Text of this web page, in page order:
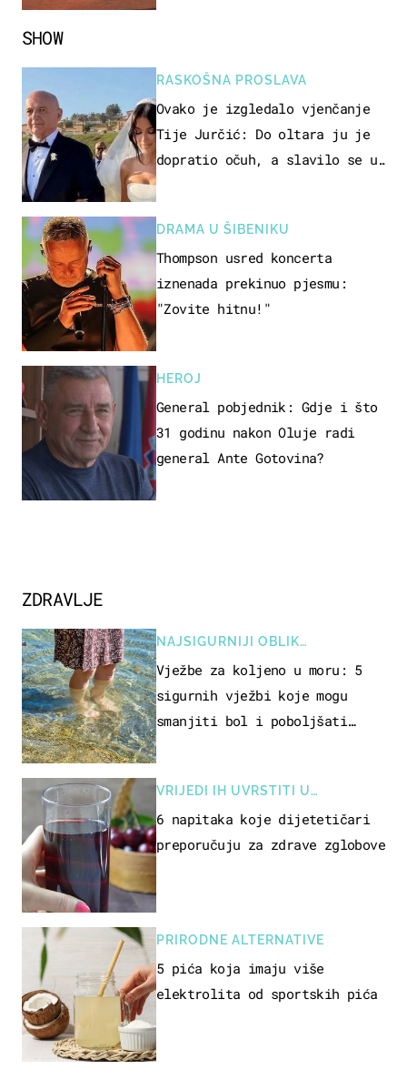
SHOW
RASKOŠNA PROSLAVA
Ovako je izgledalo vjenčanje
Tije Jurčić: Do oltara ju je
dopratio očuh, a slavilo se uz
DRAMA U ŠIBENIKU
Thompson usred koncerta
iznenada prekinuo pjesmu:
"Zovite hitnu!"
HEROJ
General pobjednik: Gdje i što
31 godinu nakon Oluje radi
general Ante Gotovina?
ZDRAVLJE
NAJSIGURNIJI OBLIK
REKREACIJE
Vježbe za koljeno u moru: 5
sigurnih vježbi koje mogu
smanjiti bol i poboljšati
VRIJEDI IH UVRSTITI U
PREHRANU
6 napitaka koje dijetetičari
preporučuju za zdrave zglobove
PRIRODNE ALTERNATIVE
5 pića koja imaju više
elektrolita od sportskih pića